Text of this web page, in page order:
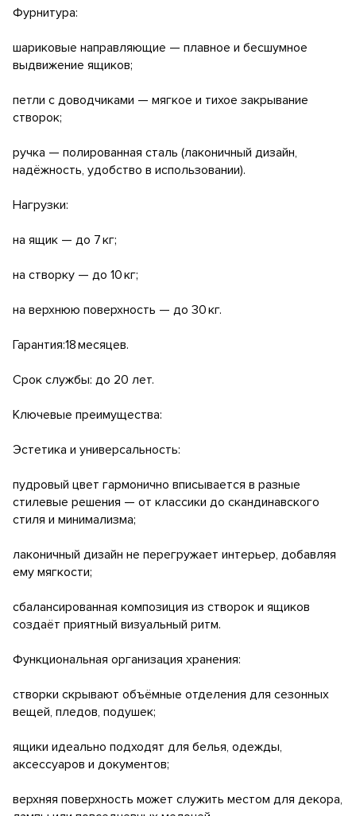
Фурнитура:
шариковые направляющие — плавное и бесшумное
выдвижение ящиков;
петли с доводчиками — мягкое и тихое закрывание
створок;
ручка — полированная сталь (лаконичный дизайн,
надёжность, удобство в использовании).
Нагрузки:
на ящик — до 7 кг;
на створку — до 10 кг;
на верхнюю поверхность — до 30 кг.
Гарантия:18 месяцев.
Срок службы: до 20 лет.
Ключевые преимущества:
Эстетика и универсальность:
пудровый цвет гармонично вписывается в разные
стилевые решения — от классики до скандинавского
стиля и минимализма;
лаконичный дизайн не перегружает интерьер, добавляя
ему мягкости;
сбалансированная композиция из створок и ящиков
создаёт приятный визуальный ритм.
Функциональная организация хранения:
створки скрывают объёмные отделения для сезонных
вещей, пледов, подушек;
ящики идеально подходят для белья, одежды,
аксессуаров и документов;
верхняя поверхность может служить местом для декора,